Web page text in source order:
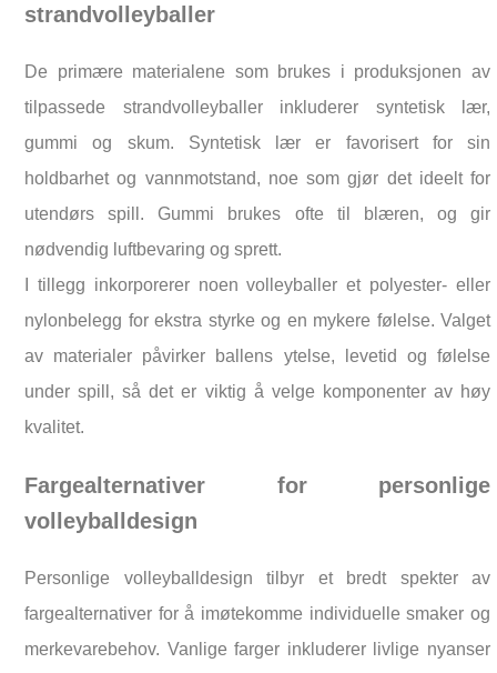
strandvolleyballer
De primære materialene som brukes i produksjonen av
tilpassede strandvolleyballer inkluderer syntetisk lær,
gummi og skum. Syntetisk lær er favorisert for sin
holdbarhet og vannmotstand, noe som gjør det ideelt for
utendørs spill. Gummi brukes ofte til blæren, og gir
nødvendig luftbevaring og sprett.
I tillegg inkorporerer noen volleyballer et polyester- eller
nylonbelegg for ekstra styrke og en mykere følelse. Valget
av materialer påvirker ballens ytelse, levetid og følelse
under spill, så det er viktig å velge komponenter av høy
kvalitet.
Fargealternativer for personlige
volleyballdesign
Personlige volleyballdesign tilbyr et bredt spekter av
fargealternativer for å imøtekomme individuelle smaker og
merkevarebehov. Vanlige farger inkluderer livlige nyanser